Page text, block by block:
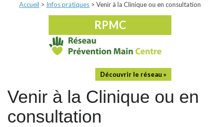
Accueil > Infos pratiques > Venir à la Clinique ou en consultation
RPMC
Découvrir le réseau »
Venir à la Clinique ou en
consultation